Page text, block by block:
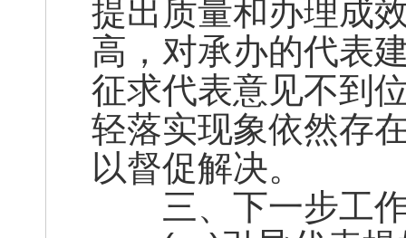
提出质量和办理成
高，对承办的代表
征求代表意见不到
轻落实现象依然存
以督促解决。
三、下一步工作